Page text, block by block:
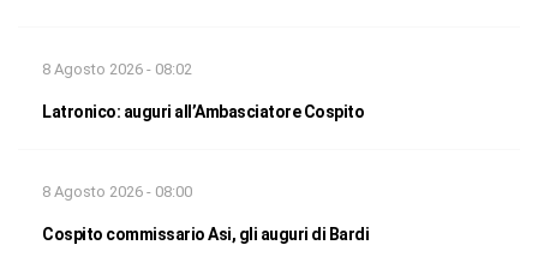
8 Agosto 2026 - 08:02
Latronico: auguri all’Ambasciatore Cospito
8 Agosto 2026 - 08:00
Cospito commissario Asi, gli auguri di Bardi